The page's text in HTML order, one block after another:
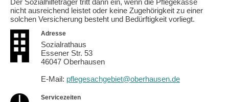
Der Sozialhilfeträger tritt dann ein, wenn die Pflegekasse
nicht ausreichend leistet oder keine Zugehörigkeit zu einer
solchen Versicherung besteht und Bedürftigkeit vorliegt.
Adresse
Sozialrathaus
Essener Str. 53
46047 Oberhausen
E-Mail: pflegesachgebiet@oberhausen.de
Servicezeiten